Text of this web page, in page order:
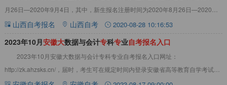
月26日—2020年9月4日，其中，新生报名注册时间为2020年8月26日—2020年9
月1日。请考生抓
山西自考报名 山西自考 2020-08-28 10:16:53
2023年10月安徽大数据与会计专科专业自考报名入口
2023年10月安徽大数据与会计专科专业自考报名入口网址：
http://zk.ahzsks.cn/，届时，考生可在规定时间内登录安徽省高等教育自学考试考
生服务平台，报名参加2023